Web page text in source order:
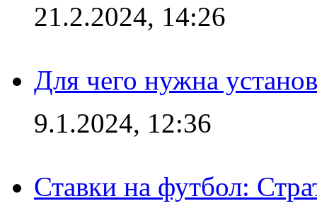
21.2.2024, 14:26
Для чего нужна
9.1.2024, 12:36
Ставки на футбол: